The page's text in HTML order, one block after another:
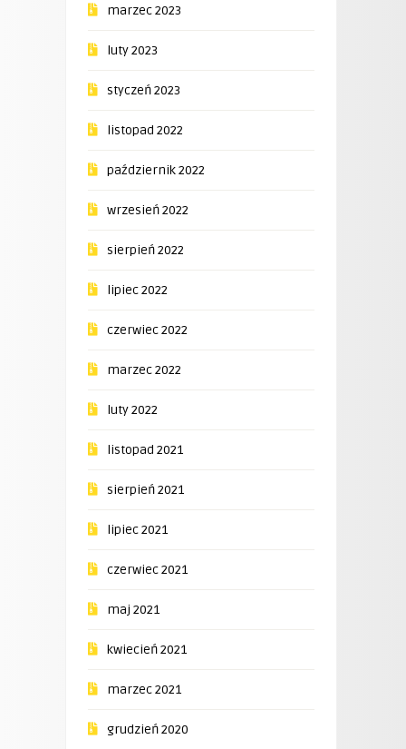
marzec 2023
luty 2023
styczeń 2023
listopad 2022
październik 2022
wrzesień 2022
sierpień 2022
lipiec 2022
czerwiec 2022
marzec 2022
luty 2022
listopad 2021
sierpień 2021
lipiec 2021
czerwiec 2021
maj 2021
kwiecień 2021
marzec 2021
grudzień 2020